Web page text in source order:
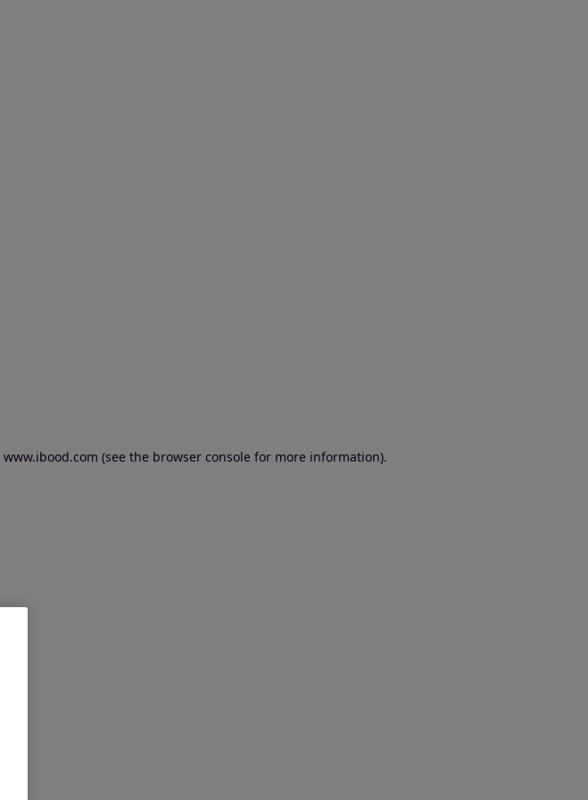
www.ibood.com (see the browser console for more information).